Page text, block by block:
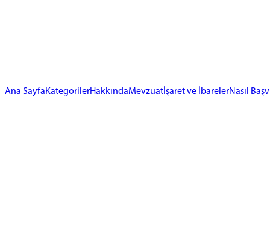
Ana SayfaKategorilerHakkındaMevzuatİşaret ve İbarelerNasıl